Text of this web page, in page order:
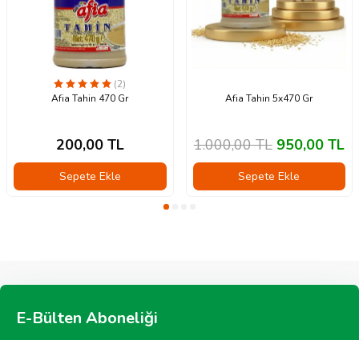
(2)
Afia Tahin 470 Gr
200,00TL
Sepete Ekle
Afia Tahin 5x470 Gr
1.000,00TL 950,00TL
Sepete Ekle
E-Bülten Aboneliği